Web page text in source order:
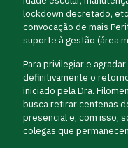
lockdown decretado,
convocação de mais
suporte à gestão (área
Para privilegiar e
definitivamente o
iniciado pela Dra.
busca retirar centenas
presencial e, com isso,
colegas que